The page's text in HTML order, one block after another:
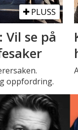
PLUSS
se på
oppfordring.